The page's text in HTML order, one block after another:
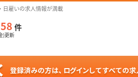
日雇いの求人情報が満載
件
)更新